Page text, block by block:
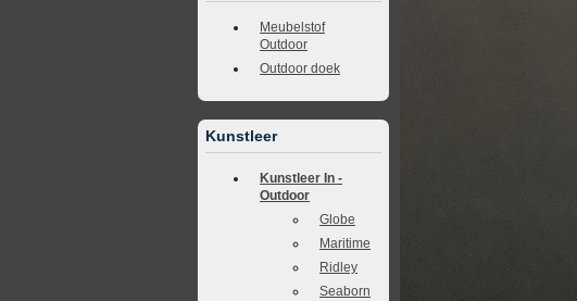
Meubelstof
Outdoor
Outdoor doek
Kunstleer
Kunstleer In -
Outdoor
Globe
Maritime
Ridley
Seaborn